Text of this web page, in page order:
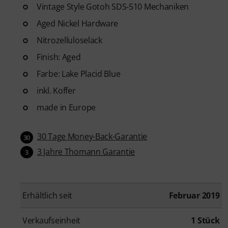
Vintage Style Gotoh SDS-510 Mechaniken
Aged Nickel Hardware
Nitrozelluloselack
Finish: Aged
Farbe: Lake Placid Blue
inkl. Koffer
made in Europe
30 30 Tage Money-Back-Garantie
3 3 Jahre Thomann Garantie
Erhältlich seit Februar 2019
Verkaufseinheit 1 Stück